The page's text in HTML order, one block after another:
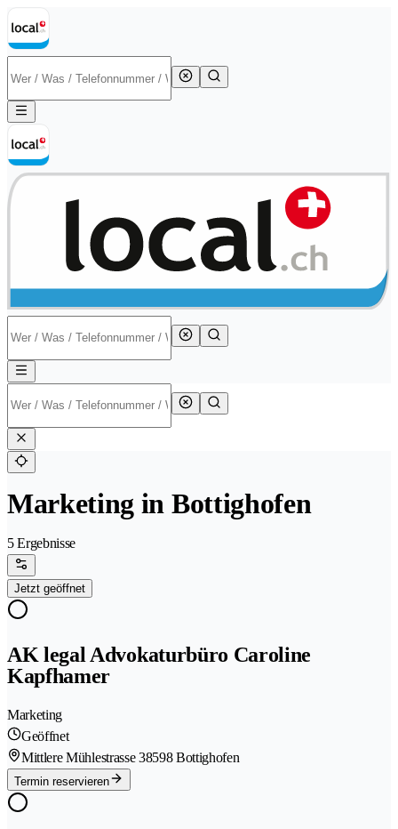
Marketing in Bottighofen
5 Ergebnisse
Jetzt geöffnet
AK legal Advokaturbüro Caroline
Kapfhamer
Marketing
Geöffnet
Mittlere Mühlestrasse 38598 Bottighofen
Termin reservieren